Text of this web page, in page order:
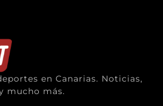
en Canarias. Noticias,
mucho más.